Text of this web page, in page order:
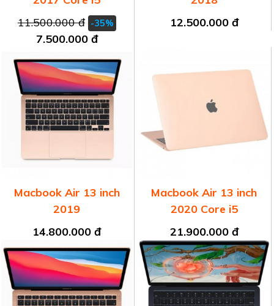
11.500.000 đ -35%
7.500.000 đ
12.500.000 đ
Macbook Air 13 inch
2019
14.800.000 đ
Macbook Air 13 inch
2020 Core i5
21.900.000 đ